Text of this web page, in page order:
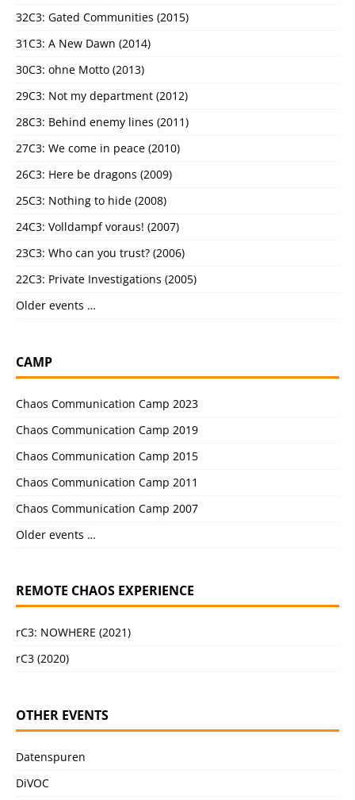
32C3: Gated Communities (2015)
31C3: A New Dawn (2014)
30C3: ohne Motto (2013)
29C3: Not my department (2012)
28C3: Behind enemy lines (2011)
27C3: We come in peace (2010)
26C3: Here be dragons (2009)
25C3: Nothing to hide (2008)
24C3: Volldampf voraus! (2007)
23C3: Who can you trust? (2006)
22C3: Private Investigations (2005)
Older events …
CAMP
Chaos Communication Camp 2023
Chaos Communication Camp 2019
Chaos Communication Camp 2015
Chaos Communication Camp 2011
Chaos Communication Camp 2007
Older events …
REMOTE CHAOS EXPERIENCE
rC3: NOWHERE (2021)
rC3 (2020)
OTHER EVENTS
Datenspuren
DiVOC